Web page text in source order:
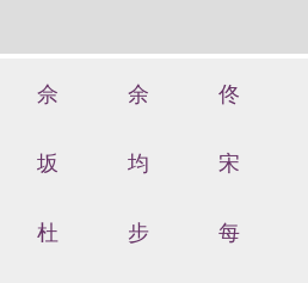
佘 余 佟
坂 均 宋
杜 步 每